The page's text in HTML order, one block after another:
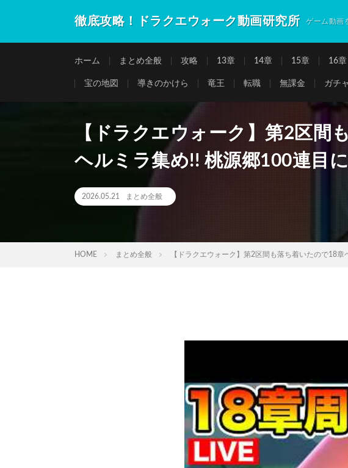
徹底攻略！ドラクエウォーク動画研究所 ゲーム動画
ホーム まとめ全般 攻略 13章 14章 15章 16章
宝の地図 導きのかけら 竜王 転職 無課金 ガチャ
【ドラクエウォーク】第2区間
ヘルミラ集め!! 桃源郷100連目
2026.05.21 まとめ全般
HOME まとめ全般 【ドラクエウォーク】第2区間も落ち着いたので18